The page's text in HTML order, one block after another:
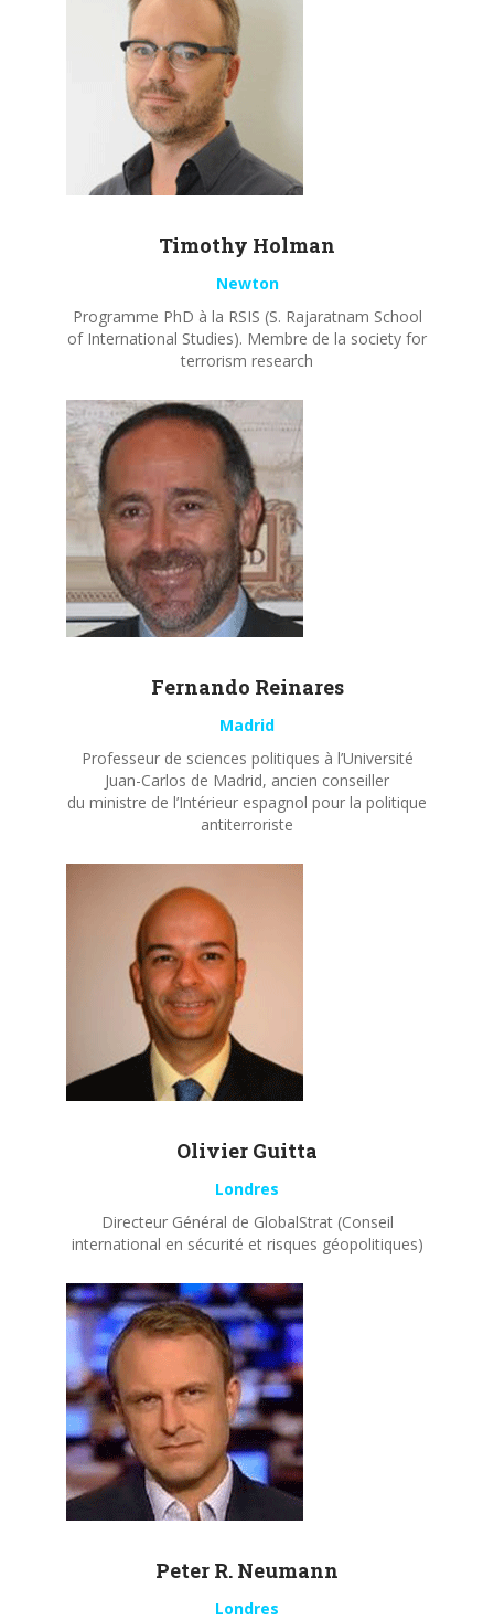
Timothy Holman
Newton
Programme PhD à la RSIS (S. Rajaratnam School
of International Studies). Membre de la society for
terrorism research
Fernando Reinares
Madrid
Professeur de sciences politiques à l’Université
Juan-Carlos de Madrid, ancien conseiller
du ministre de l’Intérieur espagnol pour la politique
antiterroriste
Olivier Guitta
Londres
Directeur Général de GlobalStrat (Conseil
international en sécurité et risques géopolitiques)
Peter R. Neumann
Londres